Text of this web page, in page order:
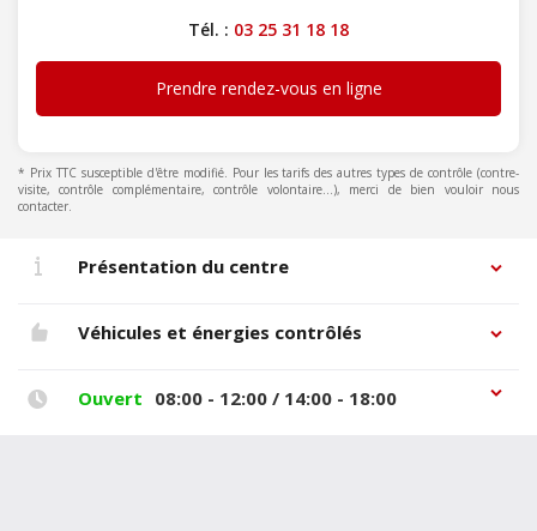
Tél. : 03 25 31 18 18
Prendre rendez-vous en ligne
* Prix TTC susceptible d'être modifié. Pour les tarifs des autres types de contrôle (contre-
visite, contrôle complémentaire, contrôle volontaire...), merci de bien vouloir nous
contacter.
Présentation du centre
Véhicules et énergies contrôlés
Ouvert 08:00 - 12:00 / 14:00 - 18:00